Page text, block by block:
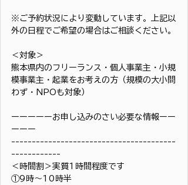
※ご予約状況により変動しています。上記以
外の日程でご希望の場合はご相談ください。
＜対象＞
熊本県内のフリーランス・個人事業主・小規
模事業主・起業をお考えの方（規模の大小問
わず・NPOも対象）
ーーーーーお申し込みのさい必要な情報ーー
ーーー
----------------------------------------
------------
＜時間割＞実質1時間程度です
①9時〜10時半